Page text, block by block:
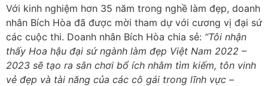
Với kinh nghiệm hơn 35 năm trong nghề làm đẹp, doanh
nhân Bích Hòa đã được mời tham dự với cương vị đại sứ
các cuộc thi. Doanh nhân Bích Hòa chia sẻ: “Tôi nhận
thấy Hoa hậu đại sứ ngành làm đẹp Việt Nam 2022 –
2023 sẽ tạo ra sân chơi bổ ích nhằm tìm kiếm, tôn vinh
vẻ đẹp và tài năng của các cô gái trong lĩnh vực –